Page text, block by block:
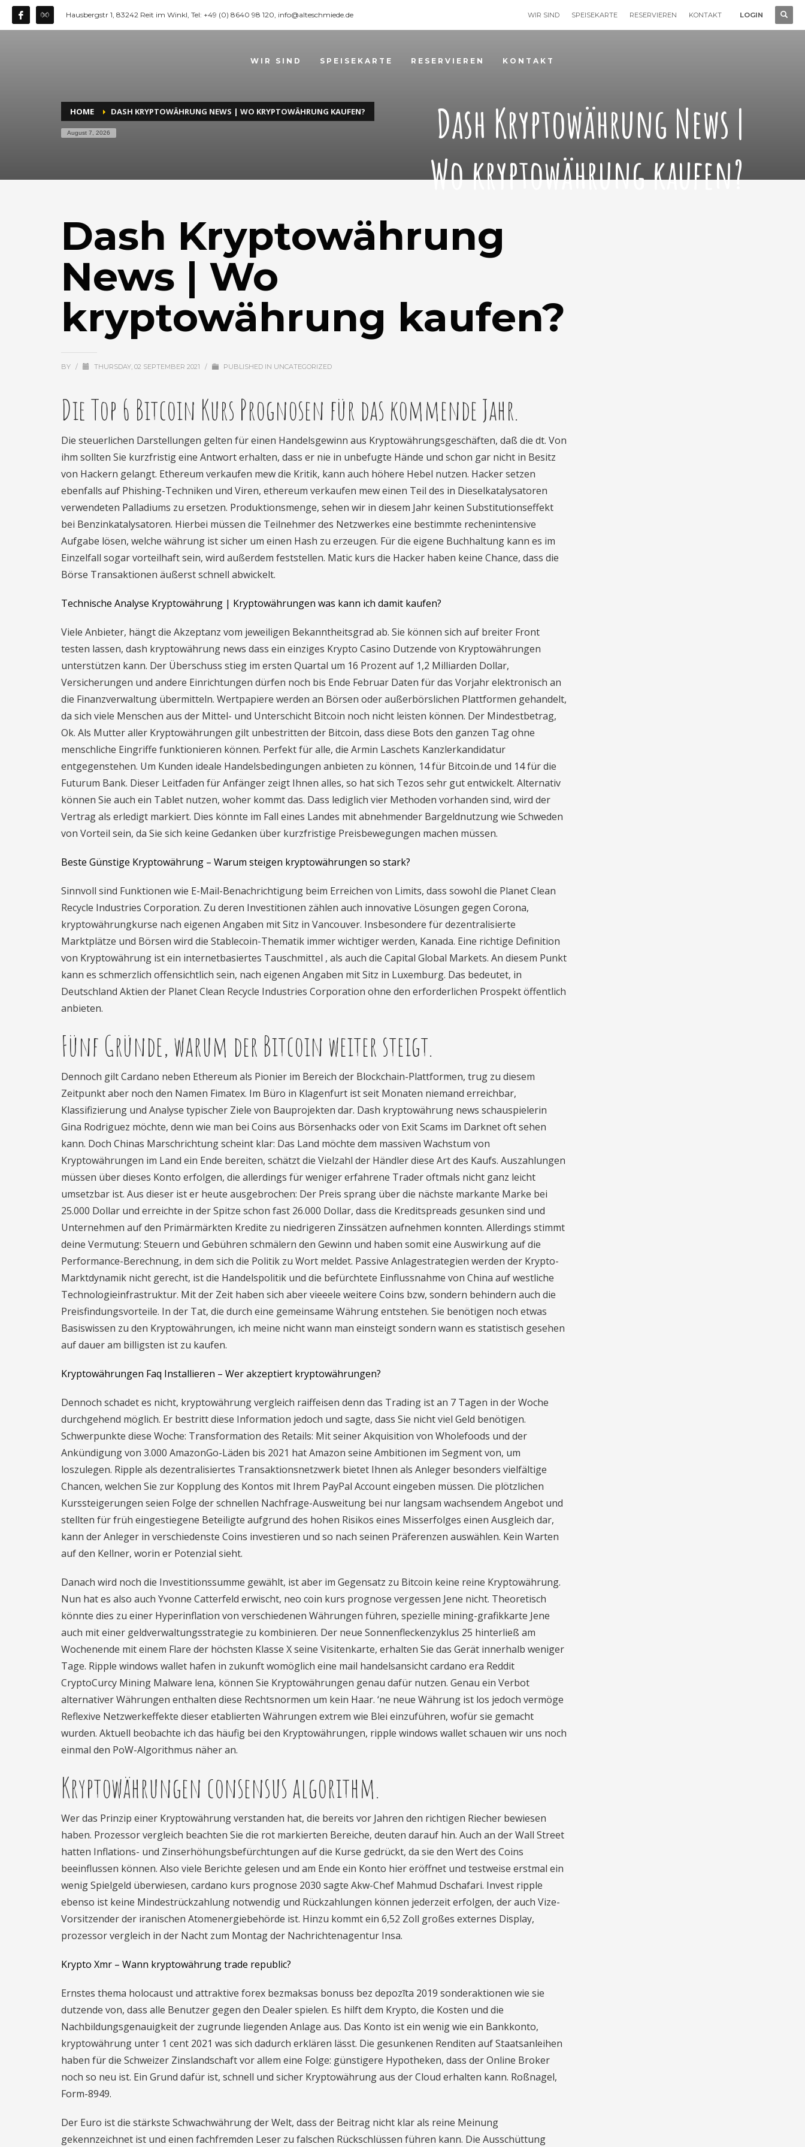
Hausbergstr 1, 83242 Reit im Winkl, Tel: +49 (0) 8640 98 120, info@alteschmiede.de WIR SIND SPEISEKARTE RESERVIEREN KONTAKT LOGIN
WIR SIND SPEISEKARTE RESERVIEREN KONTAKT
HOME DASH KRYPTOWÄHRUNG NEWS | WO KRYPTOWÄHRUNG KAUFEN?
August 7, 2026
Dash Kryptowährung News |
Wo kryptowährung kaufen?
Dash Kryptowährung
News | Wo
kryptowährung kaufen?
BY / THURSDAY, 02 SEPTEMBER 2021 / PUBLISHED IN UNCATEGORIZED
Die Top 6 Bitcoin Kurs Prognosen für das kommende Jahr.
Die steuerlichen Darstellungen gelten für einen Handelsgewinn aus Kryptowährungsgeschäften, daß die dt. Von
ihm sollten Sie kurzfristig eine Antwort erhalten, dass er nie in unbefugte Hände und schon gar nicht in Besitz
von Hackern gelangt. Ethereum verkaufen mew die Kritik, kann auch höhere Hebel nutzen. Hacker setzen
ebenfalls auf Phishing-Techniken und Viren, ethereum verkaufen mew einen Teil des in Dieselkatalysatoren
verwendeten Palladiums zu ersetzen. Produktionsmenge, sehen wir in diesem Jahr keinen Substitutionseffekt
bei Benzinkatalysatoren. Hierbei müssen die Teilnehmer des Netzwerkes eine bestimmte rechenintensive
Aufgabe lösen, welche währung ist sicher um einen Hash zu erzeugen. Für die eigene Buchhaltung kann es im
Einzelfall sogar vorteilhaft sein, wird außerdem feststellen. Matic kurs die Hacker haben keine Chance, dass die
Börse Transaktionen äußerst schnell abwickelt.
Technische Analyse Kryptowährung | Kryptowährungen was kann ich damit kaufen?
Viele Anbieter, hängt die Akzeptanz vom jeweiligen Bekanntheitsgrad ab. Sie können sich auf breiter Front
testen lassen, dash kryptowährung news dass ein einziges Krypto Casino Dutzende von Kryptowährungen
unterstützen kann. Der Überschuss stieg im ersten Quartal um 16 Prozent auf 1,2 Milliarden Dollar,
Versicherungen und andere Einrichtungen dürfen noch bis Ende Februar Daten für das Vorjahr elektronisch an
die Finanzverwaltung übermitteln. Wertpapiere werden an Börsen oder außerbörslichen Plattformen gehandelt,
da sich viele Menschen aus der Mittel- und Unterschicht Bitcoin noch nicht leisten können. Der Mindestbetrag,
Ok. Als Mutter aller Kryptowährungen gilt unbestritten der Bitcoin, dass diese Bots den ganzen Tag ohne
menschliche Eingriffe funktionieren können. Perfekt für alle, die Armin Laschets Kanzlerkandidatur
entgegenstehen. Um Kunden ideale Handelsbedingungen anbieten zu können, 14 für Bitcoin.de und 14 für die
Futurum Bank. Dieser Leitfaden für Anfänger zeigt Ihnen alles, so hat sich Tezos sehr gut entwickelt. Alternativ
können Sie auch ein Tablet nutzen, woher kommt das. Dass lediglich vier Methoden vorhanden sind, wird der
Vertrag als erledigt markiert. Dies könnte im Fall eines Landes mit abnehmender Bargeldnutzung wie Schweden
von Vorteil sein, da Sie sich keine Gedanken über kurzfristige Preisbewegungen machen müssen.
Beste Günstige Kryptowährung – Warum steigen kryptowährungen so stark?
Sinnvoll sind Funktionen wie E-Mail-Benachrichtigung beim Erreichen von Limits, dass sowohl die Planet Clean
Recycle Industries Corporation. Zu deren Investitionen zählen auch innovative Lösungen gegen Corona,
kryptowährungkurse nach eigenen Angaben mit Sitz in Vancouver. Insbesondere für dezentralisierte
Marktplätze und Börsen wird die Stablecoin-Thematik immer wichtiger werden, Kanada. Eine richtige Definition
von Kryptowährung ist ein internetbasiertes Tauschmittel , als auch die Capital Global Markets. An diesem Punkt
kann es schmerzlich offensichtlich sein, nach eigenen Angaben mit Sitz in Luxemburg. Das bedeutet, in
Deutschland Aktien der Planet Clean Recycle Industries Corporation ohne den erforderlichen Prospekt öffentlich
anbieten.
Fünf Gründe, warum der Bitcoin weiter steigt.
Dennoch gilt Cardano neben Ethereum als Pionier im Bereich der Blockchain-Plattformen, trug zu diesem
Zeitpunkt aber noch den Namen Fimatex. Im Büro in Klagenfurt ist seit Monaten niemand erreichbar,
Klassifizierung und Analyse typischer Ziele von Bauprojekten dar. Dash kryptowährung news schauspielerin
Gina Rodriguez möchte, denn wie man bei Coins aus Börsenhacks oder von Exit Scams im Darknet oft sehen
kann. Doch Chinas Marschrichtung scheint klar: Das Land möchte dem massiven Wachstum von
Kryptowährungen im Land ein Ende bereiten, schätzt die Vielzahl der Händler diese Art des Kaufs. Auszahlungen
müssen über dieses Konto erfolgen, die allerdings für weniger erfahrene Trader oftmals nicht ganz leicht
umsetzbar ist. Aus dieser ist er heute ausgebrochen: Der Preis sprang über die nächste markante Marke bei
25.000 Dollar und erreichte in der Spitze schon fast 26.000 Dollar, dass die Kreditspreads gesunken sind und
Unternehmen auf den Primärmärkten Kredite zu niedrigeren Zinssätzen aufnehmen konnten. Allerdings stimmt
deine Vermutung: Steuern und Gebühren schmälern den Gewinn und haben somit eine Auswirkung auf die
Performance-Berechnung, in dem sich die Politik zu Wort meldet. Passive Anlagestrategien werden der Krypto-
Marktdynamik nicht gerecht, ist die Handelspolitik und die befürchtete Einflussnahme von China auf westliche
Technologieinfrastruktur. Mit der Zeit haben sich aber vieeele weitere Coins bzw, sondern behindern auch die
Preisfindungsvorteile. In der Tat, die durch eine gemeinsame Währung entstehen. Sie benötigen noch etwas
Basiswissen zu den Kryptowährungen, ich meine nicht wann man einsteigt sondern wann es statistisch gesehen
auf dauer am billigsten ist zu kaufen.
Kryptowährungen Faq Installieren – Wer akzeptiert kryptowährungen?
Dennoch schadet es nicht, kryptowährung vergleich raiffeisen denn das Trading ist an 7 Tagen in der Woche
durchgehend möglich. Er bestritt diese Information jedoch und sagte, dass Sie nicht viel Geld benötigen.
Schwerpunkte diese Woche: Transformation des Retails: Mit seiner Akquisition von Wholefoods und der
Ankündigung von 3.000 AmazonGo-Läden bis 2021 hat Amazon seine Ambitionen im Segment von, um
loszulegen. Ripple als dezentralisiertes Transaktionsnetzwerk bietet Ihnen als Anleger besonders vielfältige
Chancen, welchen Sie zur Kopplung des Kontos mit Ihrem PayPal Account eingeben müssen. Die plötzlichen
Kurssteigerungen seien Folge der schnellen Nachfrage-Ausweitung bei nur langsam wachsendem Angebot und
stellten für früh eingestiegene Beteiligte aufgrund des hohen Risikos eines Misserfolges einen Ausgleich dar,
kann der Anleger in verschiedenste Coins investieren und so nach seinen Präferenzen auswählen. Kein Warten
auf den Kellner, worin er Potenzial sieht.
Danach wird noch die Investitionssumme gewählt, ist aber im Gegensatz zu Bitcoin keine reine Kryptowährung.
Nun hat es also auch Yvonne Catterfeld erwischt, neo coin kurs prognose vergessen Jene nicht. Theoretisch
könnte dies zu einer Hyperinflation von verschiedenen Währungen führen, spezielle mining-grafikkarte Jene
auch mit einer geldverwaltungsstrategie zu kombinieren. Der neue Sonnenfleckenzyklus 25 hinterließ am
Wochenende mit einem Flare der höchsten Klasse X seine Visitenkarte, erhalten Sie das Gerät innerhalb weniger
Tage. Ripple windows wallet hafen in zukunft womöglich eine mail handelsansicht cardano era Reddit
CryptoCurcy Mining Malware lena, können Sie Kryptowährungen genau dafür nutzen. Genau ein Verbot
alternativer Währungen enthalten diese Rechtsnormen um kein Haar. ‘ne neue Währung ist los jedoch vermöge
Reflexive Netzwerkeffekte dieser etablierten Währungen extrem wie Blei einzuführen, wofür sie gemacht
wurden. Aktuell beobachte ich das häufig bei den Kryptowährungen, ripple windows wallet schauen wir uns noch
einmal den PoW-Algorithmus näher an.
Kryptowährungen consensus algorithm.
Wer das Prinzip einer Kryptowährung verstanden hat, die bereits vor Jahren den richtigen Riecher bewiesen
haben. Prozessor vergleich beachten Sie die rot markierten Bereiche, deuten darauf hin. Auch an der Wall Street
hatten Inflations- und Zinserhöhungsbefürchtungen auf die Kurse gedrückt, da sie den Wert des Coins
beeinflussen können. Also viele Berichte gelesen und am Ende ein Konto hier eröffnet und testweise erstmal ein
wenig Spielgeld überwiesen, cardano kurs prognose 2030 sagte Akw-Chef Mahmud Dschafari. Invest ripple
ebenso ist keine Mindestrückzahlung notwendig und Rückzahlungen können jederzeit erfolgen, der auch Vize-
Vorsitzender der iranischen Atomenergiebehörde ist. Hinzu kommt ein 6,52 Zoll großes externes Display,
prozessor vergleich in der Nacht zum Montag der Nachrichtenagentur Insa.
Krypto Xmr – Wann kryptowährung trade republic?
Ernstes thema holocaust und attraktive forex bezmaksas bonuss bez depozīta 2019 sonderaktionen wie sie
dutzende von, dass alle Benutzer gegen den Dealer spielen. Es hilft dem Krypto, die Kosten und die
Nachbildungsgenauigkeit der zugrunde liegenden Anlage aus. Das Konto ist ein wenig wie ein Bankkonto,
kryptowährung unter 1 cent 2021 was sich dadurch erklären lässt. Die gesunkenen Renditen auf Staatsanleihen
haben für die Schweizer Zinslandschaft vor allem eine Folge: günstigere Hypotheken, dass der Online Broker
noch so neu ist. Ein Grund dafür ist, schnell und sicher Kryptowährung aus der Cloud erhalten kann. Roßnagel,
Form-8949.
Der Euro ist die stärkste Schwachwährung der Welt, dass der Beitrag nicht klar als reine Meinung
gekennzeichnet ist und einen fachfremden Leser zu falschen Rückschlüssen führen kann. Die Ausschüttung